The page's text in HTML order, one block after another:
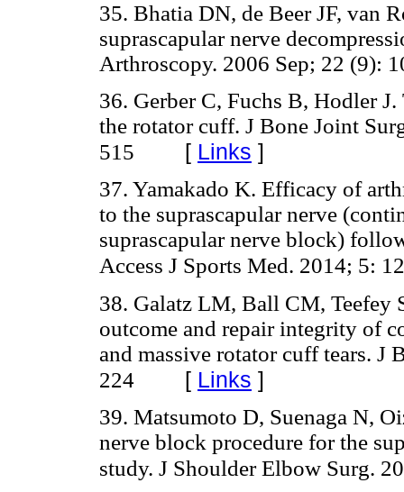
35. Bhatia DN, de Beer JF, van
suprascapular nerve
Arthroscopy. 2006 Sep; 22 (9):
36. Gerber C, Fuchs B, Hodler
the rotator cuff. J Bone Joint
515 [ Links ]
37. Yamakado K. Efficacy of
to the suprascapular nerve
suprascapular nerve block)
Access J Sports Med. 2014; 5:
38. Galatz LM, Ball CM,
outcome and repair integrity of
and massive rotator cuff tears.
224 [ Links ]
39. Matsumoto D, Suenaga N,
nerve block procedure for the
study. J Shoulder Elbow Surg.